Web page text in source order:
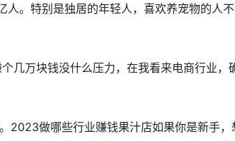
。特别是独居的年轻人，喜欢养宠物的人不
几万块钱没什么压力，在我看来电商行业，
2023做哪些行业赚钱果汁店如果你是新手，